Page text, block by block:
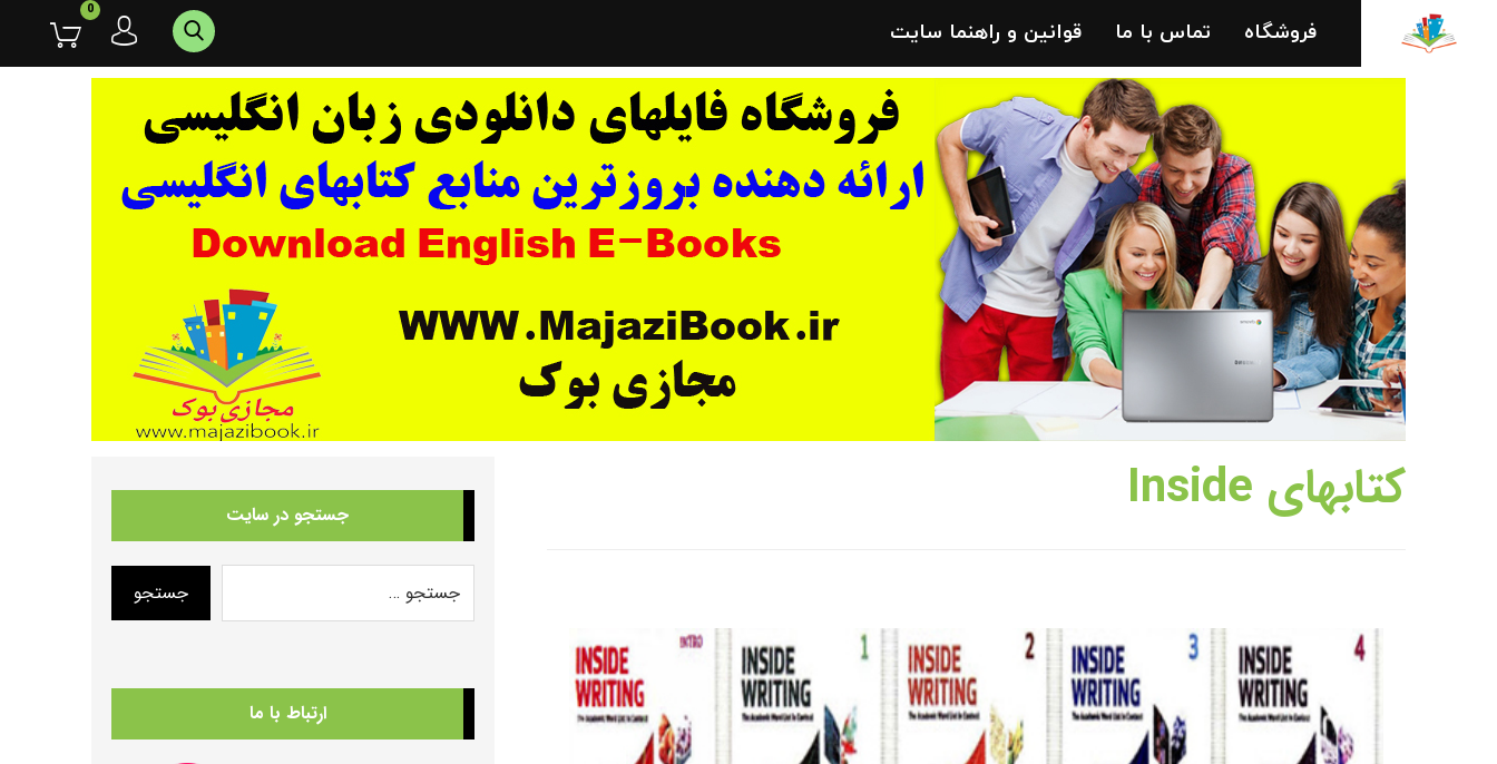
فروشگاه تماس با ما قوانین و راهنما سایت
کتابهای Inside جستجو در سایت
ارتباط با ما